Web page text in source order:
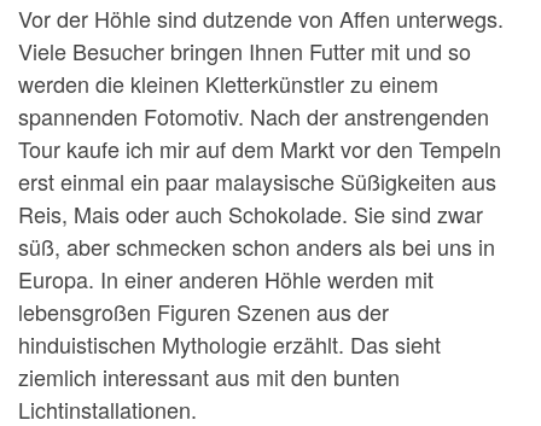
Vor der Höhle sind dutzende von Affen unterwegs.
Viele Besucher bringen Ihnen Futter mit und so
werden die kleinen Kletterkünstler zu einem
spannenden Fotomotiv. Nach der anstrengenden
Tour kaufe ich mir auf dem Markt vor den Tempeln
erst einmal ein paar malaysische Süßigkeiten aus
Reis, Mais oder auch Schokolade. Sie sind zwar
süß, aber schmecken schon anders als bei uns in
Europa. In einer anderen Höhle werden mit
lebensgroßen Figuren Szenen aus der
hinduistischen Mythologie erzählt. Das sieht
ziemlich interessant aus mit den bunten
Lichtinstallationen.